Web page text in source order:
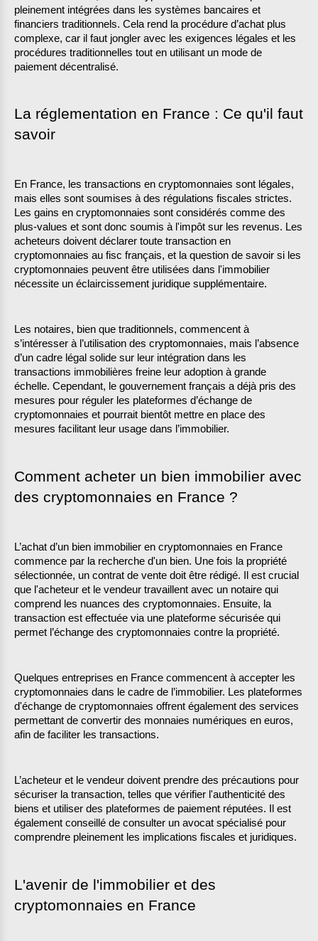
pleinement intégrées dans les systèmes bancaires et
financiers traditionnels. Cela rend la procédure d’achat plus
complexe, car il faut jongler avec les exigences légales et les
procédures traditionnelles tout en utilisant un mode de
paiement décentralisé.
La réglementation en France : Ce qu'il faut
savoir
En France, les transactions en cryptomonnaies sont légales,
mais elles sont soumises à des régulations fiscales strictes.
Les gains en cryptomonnaies sont considérés comme des
plus-values et sont donc soumis à l'impôt sur les revenus. Les
acheteurs doivent déclarer toute transaction en
cryptomonnaies au fisc français, et la question de savoir si les
cryptomonnaies peuvent être utilisées dans l'immobilier
nécessite un éclaircissement juridique supplémentaire.
Les notaires, bien que traditionnels, commencent à
s’intéresser à l’utilisation des cryptomonnaies, mais l’absence
d’un cadre légal solide sur leur intégration dans les
transactions immobilières freine leur adoption à grande
échelle. Cependant, le gouvernement français a déjà pris des
mesures pour réguler les plateformes d’échange de
cryptomonnaies et pourrait bientôt mettre en place des
mesures facilitant leur usage dans l’immobilier.
Comment acheter un bien immobilier avec
des cryptomonnaies en France ?
L’achat d’un bien immobilier en cryptomonnaies en France
commence par la recherche d'un bien. Une fois la propriété
sélectionnée, un contrat de vente doit être rédigé. Il est crucial
que l'acheteur et le vendeur travaillent avec un notaire qui
comprend les nuances des cryptomonnaies. Ensuite, la
transaction est effectuée via une plateforme sécurisée qui
permet l’échange des cryptomonnaies contre la propriété.
Quelques entreprises en France commencent à accepter les
cryptomonnaies dans le cadre de l’immobilier. Les plateformes
d'échange de cryptomonnaies offrent également des services
permettant de convertir des monnaies numériques en euros,
afin de faciliter les transactions.
L’acheteur et le vendeur doivent prendre des précautions pour
sécuriser la transaction, telles que vérifier l'authenticité des
biens et utiliser des plateformes de paiement réputées. Il est
également conseillé de consulter un avocat spécialisé pour
comprendre pleinement les implications fiscales et juridiques.
L'avenir de l'immobilier et des
cryptomonnaies en France